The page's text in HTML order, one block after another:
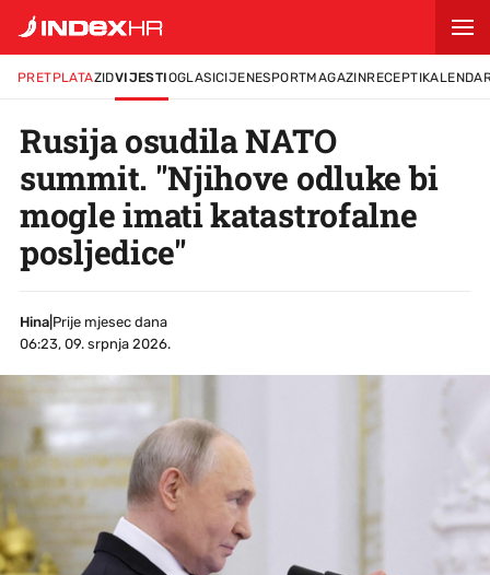
PRETPLATAZIDVIJESTIOGLASICIJENESPORTMAGAZINRECEPTI
Rusija osudila NATO
summit. "Njihove odluke bi
mogle imati katastrofalne
posljedice"
Hina
Prije mjesec dana
06:23, 09. srpnja 2026.